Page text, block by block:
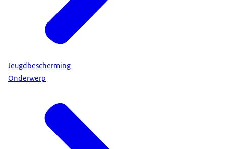
Jeugdbescherming
Onderwerp